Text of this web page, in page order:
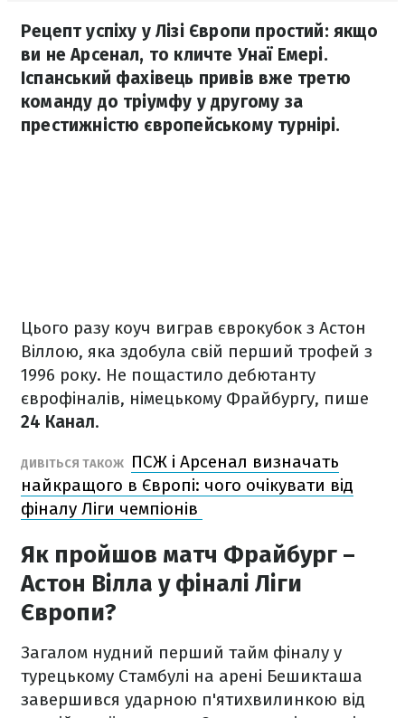
Рецепт успіху у Лізі Європи простий: якщо
ви не Арсенал, то кличте Унаї Емері.
Іспанський фахівець привів вже третю
команду до тріумфу у другому за
престижністю європейському турнірі.
Цього разу коуч виграв єврокубок з Астон
Віллою, яка здобула свій перший трофей з
1996 року. Не пощастило дебютанту
єврофіналів, німецькому Фрайбургу, пише
24 Канал.
ДИВІТЬСЯ ТАКОЖ
ПСЖ і Арсенал визначать
найкращого в Європі: чого очікувати від
фіналу Ліги чемпіонів
Як пройшов матч Фрайбург –
Астон Вілла у фіналі Ліги
Європи?
Загалом нудний перший тайм фіналу у
турецькому Стамбулі на арені Бешикташа
завершився ударною п'ятихвилинкою від